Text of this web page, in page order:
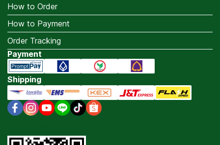
How to Order
How to Payment
Order Tracking
Payment
Shipping